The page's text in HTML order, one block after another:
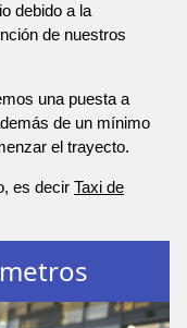
debido a la
de nuestros
una puesta a
de un mínimo
el trayecto.
es decir Taxi de